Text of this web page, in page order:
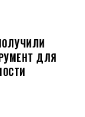
ДЛЯ